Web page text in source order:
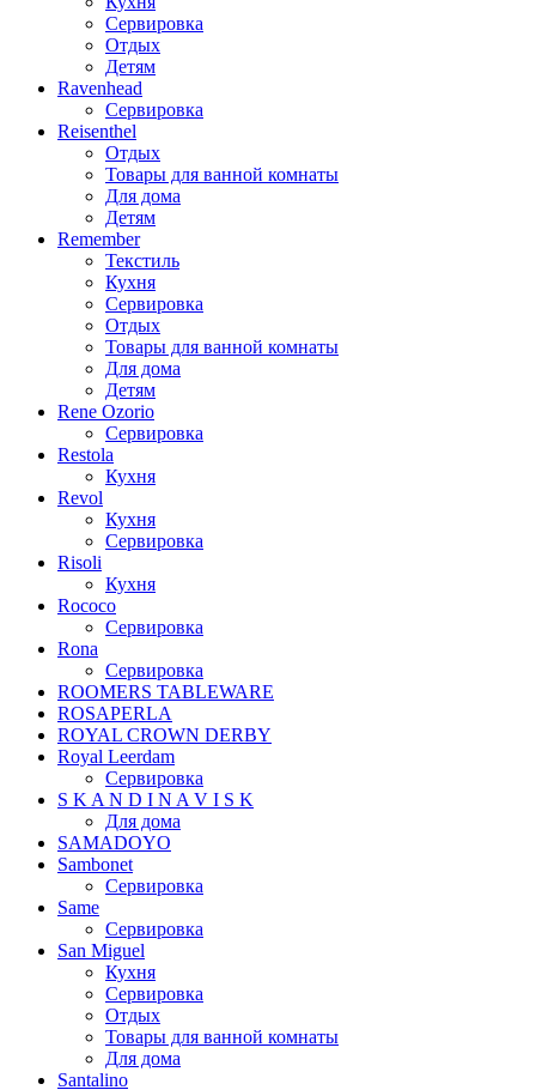
Сервировка
Отдых
Детям
Ravenhead
Сервировка
Reisenthel
Отдых
Товары для ванной комнаты
Для дома
Детям
Remember
Текстиль
Кухня
Сервировка
Отдых
Товары для ванной комнаты
Для дома
Детям
Rene Ozorio
Сервировка
Restola
Кухня
Revol
Кухня
Сервировка
Risoli
Кухня
Rococo
Сервировка
Rona
Сервировка
ROOMERS TABLEWARE
ROSAPERLA
ROYAL CROWN DERBY
Royal Leerdam
Сервировка
S K A N D I N A V I S K
Для дома
SAMADOYO
Sambonet
Сервировка
Same
Сервировка
San Miguel
Кухня
Сервировка
Отдых
Товары для ванной комнаты
Для дома
Santalino